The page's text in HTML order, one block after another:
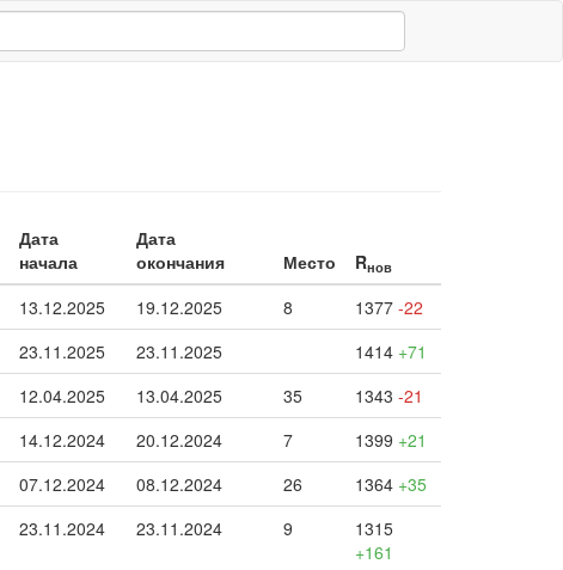
Дата
начала
Дата
окончания
Место Rнов
13.12.2025 19.12.2025 8 1377 -22
23.11.2025 23.11.2025 1414 +71
12.04.2025 13.04.2025 35 1343 -21
14.12.2024 20.12.2024 7 1399 +21
07.12.2024 08.12.2024 26 1364 +35
23.11.2024 23.11.2024 9
1315
+161